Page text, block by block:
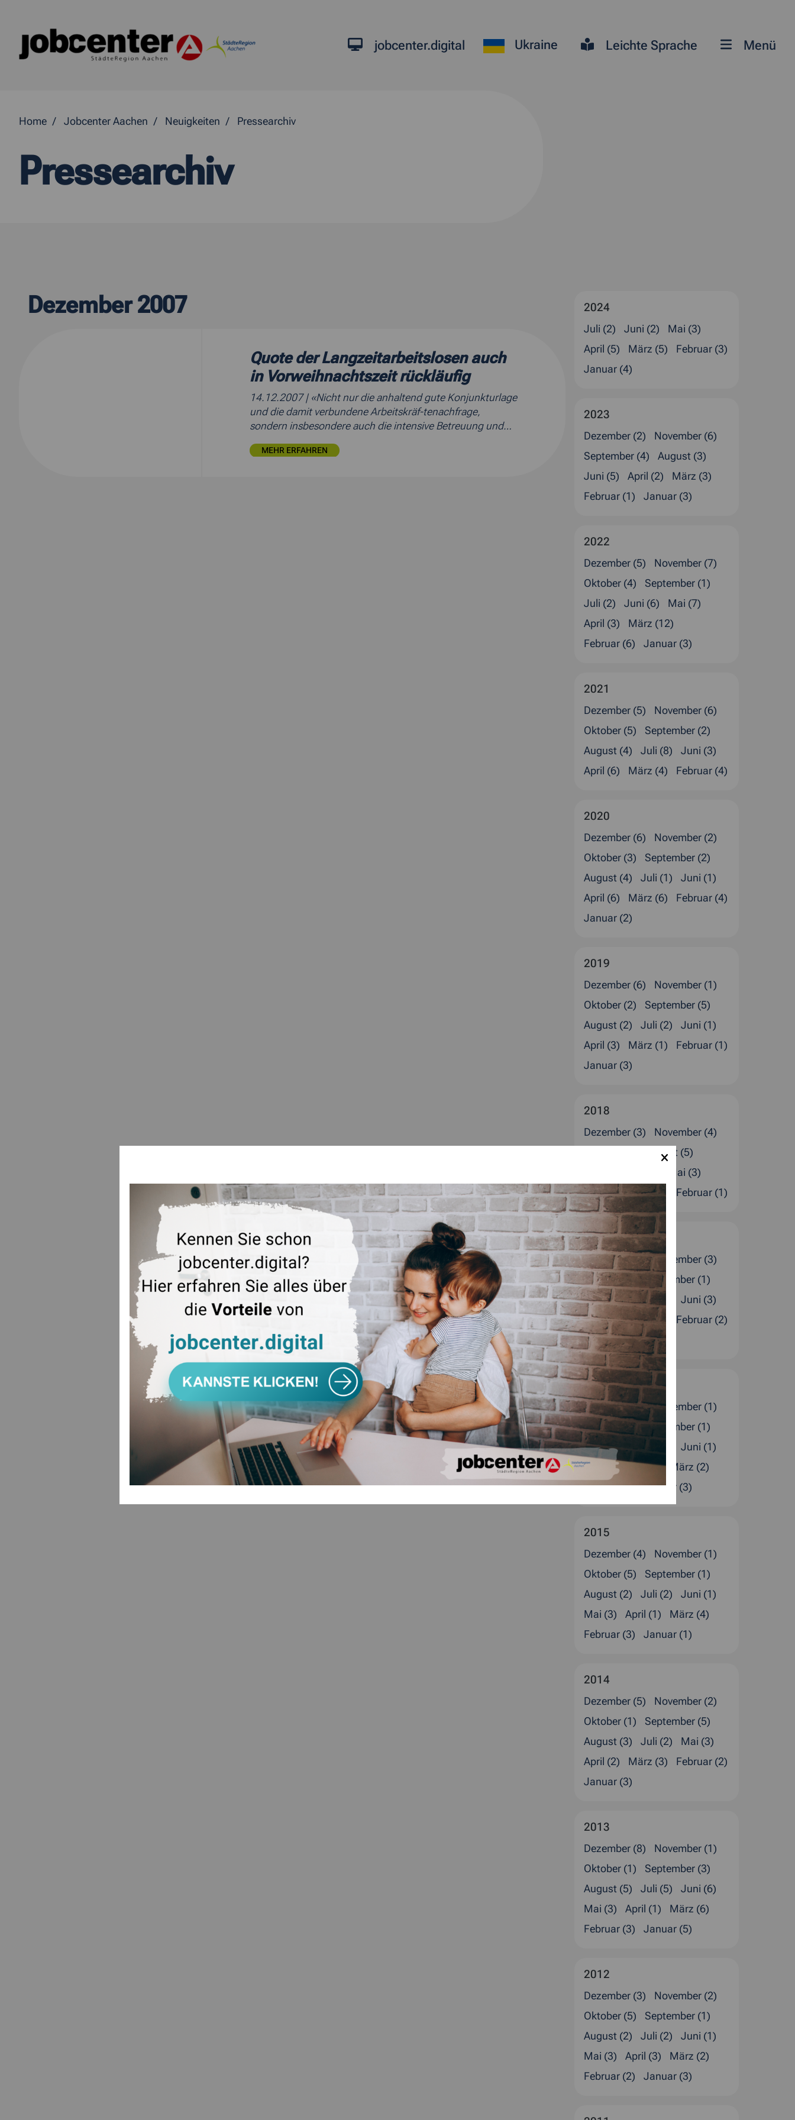
jobcenter.digital Ukraine Leichte Sprache Menü
Home Jobcenter Aachen Neuigkeiten Pressearchiv
Pressearchiv
Dezember 2007
Quote der Langzeitarbeitslosen auch
in Vorweihnachtszeit rückläufig
14.12.2007 | «Nicht nur die anhaltend gute Konjunkturlage
und die damit verbundene Arbeitskräf-tenachfrage,
sondern insbesondere auch die intensive Betreuung und…
MEHR ERFAHREN
2024
Juli (2) Juni (2)
Mai (3)
April (5)
März (5)
Februar (3)
Januar (4)
2023
Dezember (2)
November (6)
September (4)
August (3)
Juni (5)
April (2)
März (3)
Februar (1)
Januar (3)
2022
Dezember (5)
November (7)
Oktober (4)
September (1)
Juli (2)
Juni (6)
Mai (7)
April (3)
März (12)
Februar (6)
Januar (3)
2021
Dezember (5)
November (6)
Oktober (5)
September (2)
August (4)
Juli (8)
Juni (3)
April (6)
März (4) Februar (4)
2020
Dezember (6)
November (2)
Oktober (3)
September (2)
August (4)
Juli (1)
Juni (1)
April (6)
März (6)
Februar (4)
Januar (2)
2019
Dezember (6)
November (1)
Oktober (2)
September (5)
August (2)
Juli (2)
Juni (1)
April (3)
März (1)
Februar (1)
Januar (3)
2018
Dezember (3)
November (4)
August (5)
Mai (3)
April (1)
März (2) Februar (1)
2017
Dezember (4)
November (3)
Oktober (2)
September (1)
August (1)
Juli (4)
Juni (3)
April (2)
März (1)
Februar (2)
Januar (4)
2016
Dezember (5)
November (1)
Oktober (1)
September (1)
August (4)
Juli (2)
Juni (1)
Mai (1)
April (4)
März (2)
Februar (4)
Januar (3)
2015
Dezember (4)
November (1)
Oktober (5)
September (1)
August (2)
Juli (2)
Juni (1)
Mai (3)
April (1)
März (4)
Februar (3)
Januar (1)
2014
Dezember (5)
November (2)
Oktober (1)
September (5)
August (3)
Juli (2)
Mai (3)
April (2)
März (3)
Februar (2)
Januar (3)
2013
Dezember (8)
November (1)
Oktober (1)
September (3)
August (5)
Juli (5)
Juni (6)
Mai (3)
April (1)
März (6)
Februar (3)
Januar (5)
2012
Dezember (3)
November (2)
Oktober (5)
September (1)
August (2)
Juli (2)
Juni (1)
Mai (3)
April (3)
März (2)
Februar (2)
Januar (3)